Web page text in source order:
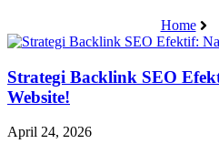
Home
Strategi Backlink SEO
Website!
April 24, 2026